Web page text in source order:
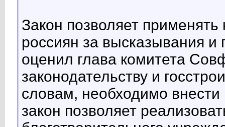
Закон позволяет
россиян за высказывания и
оценил глава комитета
законодательству и
словам, необходимо внести
закон позволяет